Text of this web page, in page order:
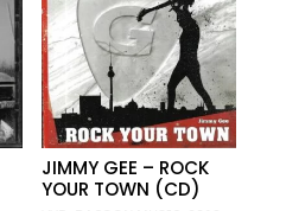
JIMMY GEE – ROCK
YOUR TOWN (CD)